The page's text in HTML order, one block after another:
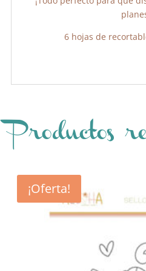
6 hojas de
Productos
¡Oferta!